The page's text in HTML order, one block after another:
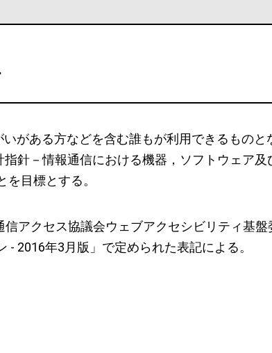
がある方などを含む誰もが利用できるものと
針－情報通信における機器，ソフトウェア
目標とする。
アクセス協議会ウェブアクセシビリティ基
- 2016年3月版」で定められた表記による。